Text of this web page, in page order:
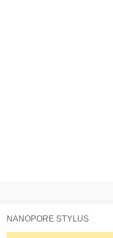
NANOPORE STYLUS